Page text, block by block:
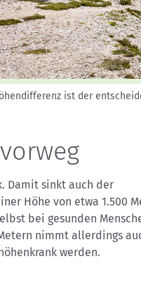
ist der
Damit sinkt auch der
Höhe von etwa 1.500
bei gesunden
nimmt allerdings
werden.